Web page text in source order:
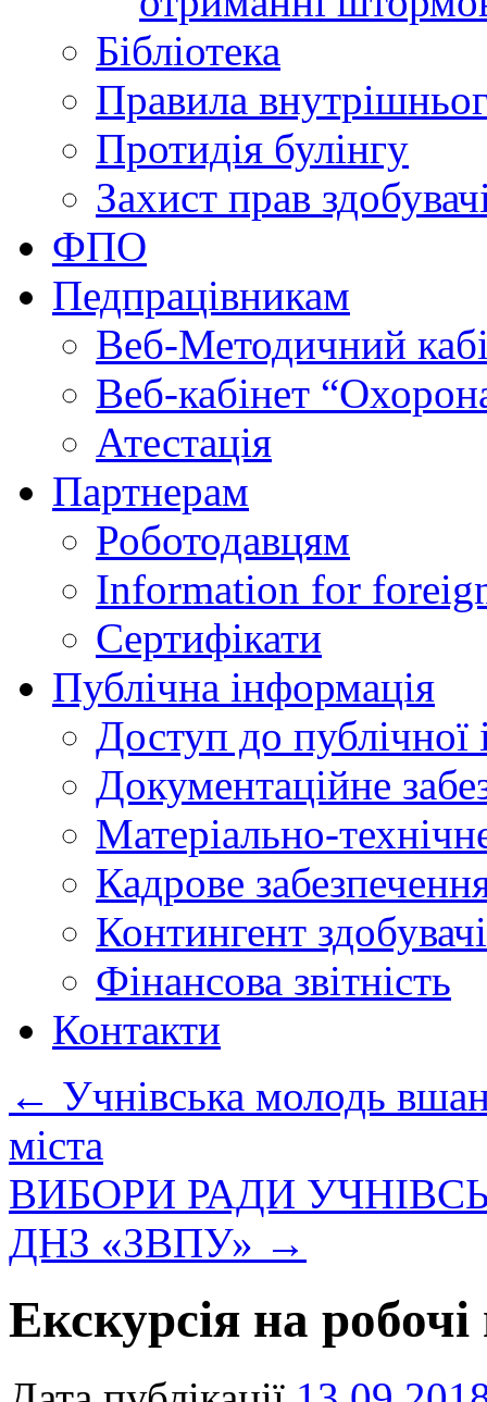
Бібліотека
Правила
Протидія булінгу
Захист прав
ФПО
Педпрацівникам
Веб-Методичний
Веб-кабінет
Атестація
Партнерам
Роботодавцям
Information for
Сертифікати
Публічна інформація
Доступ до публічної
Документаційне
Матеріально-
Кадрове
Контингент
Фінансова звітність
Контакти
← Учнівська молодь
міста
ВИБОРИ РАДИ
ДНЗ «ЗВПУ» →
Екскурсія на